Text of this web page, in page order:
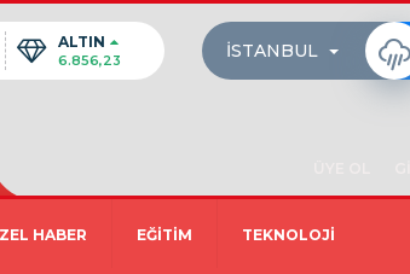
ALTIN
6.856,23 İSTANBUL
HABER EĞİTİM TEKNOLOJİ